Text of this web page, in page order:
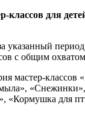
классов для
указанный
с общим
мастер-классов
«Кормушка для